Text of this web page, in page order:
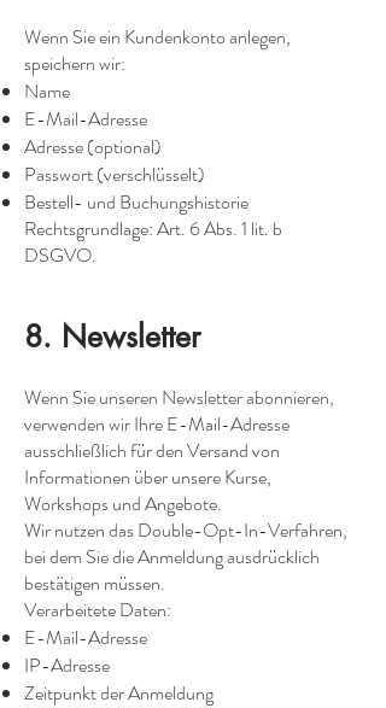
Wenn Sie ein Kundenkonto anlegen,
speichern wir:
Name
E-Mail-Adresse
Adresse (optional)
Passwort (verschlüsselt)
Bestell- und Buchungshistorie
Rechtsgrundlage: Art. 6 Abs. 1 lit. b
DSGVO.
8. Newsletter
Wenn Sie unseren Newsletter abonnieren,
verwenden wir Ihre E-Mail-Adresse
ausschließlich für den Versand von
Informationen über unsere Kurse,
Workshops und Angebote.
Wir nutzen das Double-Opt-In-Verfahren,
bei dem Sie die Anmeldung ausdrücklich
bestätigen müssen.
Verarbeitete Daten:
E-Mail-Adresse
IP-Adresse
Zeitpunkt der Anmeldung